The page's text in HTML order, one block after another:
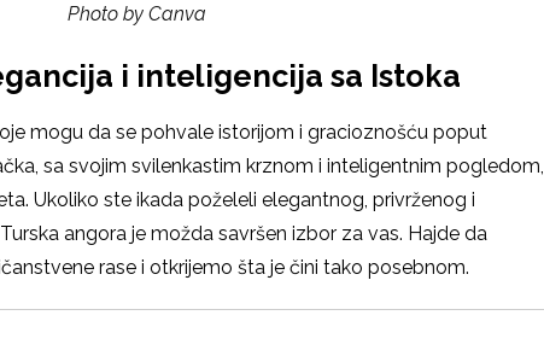
Photo by Canva
i inteligencija sa Istoka
mogu da se pohvale istorijom i gracioznošću poput
sa svojim svilenkastim krznom i inteligentnim pogledom,
Ukoliko ste ikada poželeli elegantnog, privrženog i
angora je možda savršen izbor za vas. Hajde da
rase i otkrijemo šta je čini tako posebnom.